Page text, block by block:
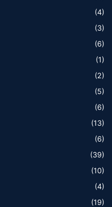
(4)
(3)
(6)
(1)
(2)
(5)
(6)
(13)
(6)
(39)
(10)
(4)
(19)